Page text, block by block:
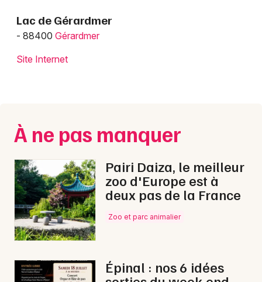
Lac de Gérardmer
- 88400 Gérardmer
Site Internet
À ne pas manquer
Pairi Daiza, le meilleur
zoo d'Europe est à
deux pas de la France
Zoo et parc animalier
Épinal : nos 6 idées